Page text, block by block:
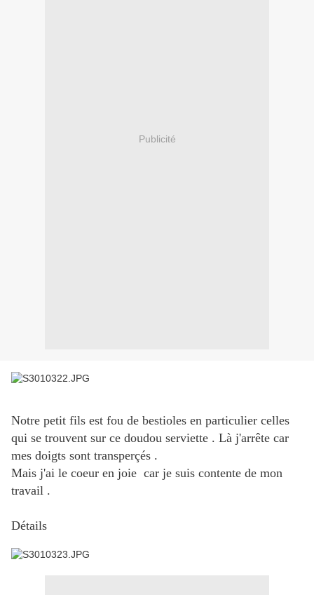
Publicité
Notre petit fils est fou de bestioles en particulier celles
qui se trouvent sur ce doudou serviette . Là j'arrête car
mes doigts sont transperçés .
Mais j'ai le coeur en joie car je suis contente de mon
travail .
Détails